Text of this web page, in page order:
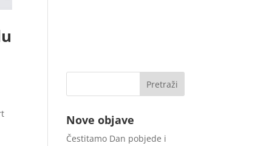
Nove objave
Čestitamo Dan pobjede i